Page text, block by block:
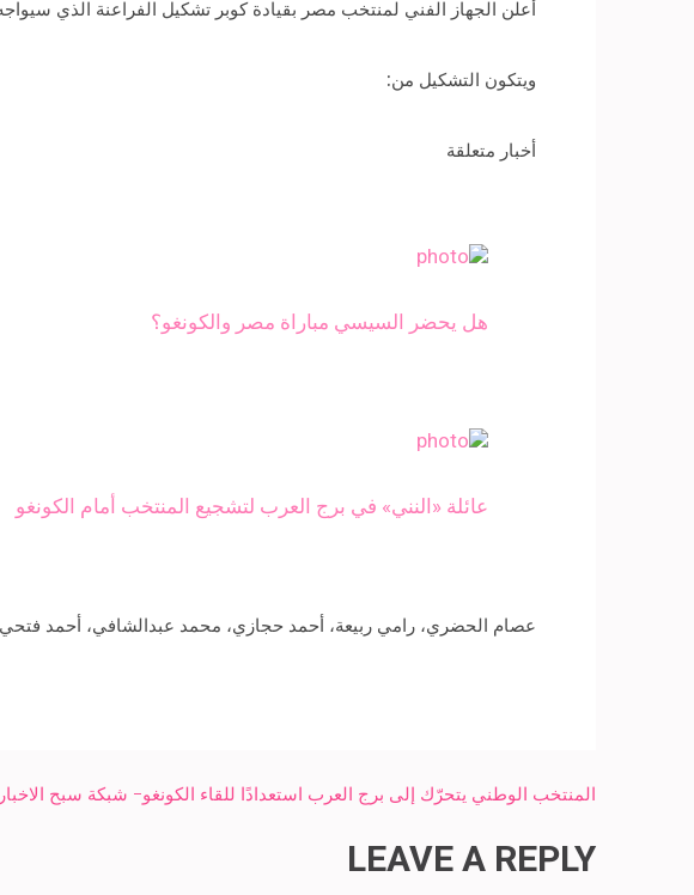
أعلن الجهاز الفني لمنتخب مصر بقيادة كوبر تشكيل الفراعنة الذي سيواجه
ويتكون التشكيل من:
أخبار متعلقة
هل يحضر السيسي مباراة مصر والكونغو؟
عائلة «النني» في برج العرب لتشجيع المنتخب أمام الكونغو
عصام الحضري، رامي ربيعة، أحمد حجازي، محمد عبدالشافي، أحمد
Post
المنتخب الوطني يتحرّك إلى برج العرب استعدادًا للقاء الكونغو- شبكة سبح
LEAVE A REPLY